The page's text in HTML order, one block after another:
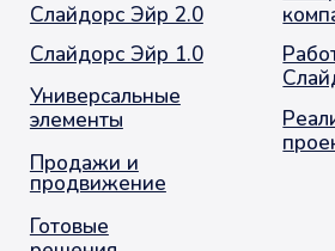
© 2001-2026. Москва. Оконное Продвижение
остекление балконов и лоджий
Политика обработки персональных данных